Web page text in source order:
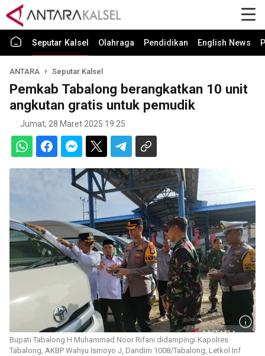
Seputar Kalsel Olahraga Pendidikan English News
ANTARA Seputar Kalsel
Pemkab Tabalong berangkatkan 10 unit
angkutan gratis untuk pemudik
Jumat, 28 Maret 2025 19:25
Bupati Tabalong H Muhammad Noor Rifani didampingi Kapolres
Tabalong, AKBP Wahyu Ismoyo J, Dandim 1008/Tabalong, Letkol Inf